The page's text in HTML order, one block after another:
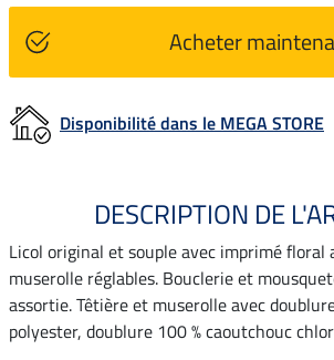
Acheter
Disponibilité dans le MEGA STORE
DESCRIPTION DE
Licol original et souple avec imprimé floral
muserolle réglables. Bouclerie et
assortie. Têtière et muserolle avec
polyester, doublure 100 % caoutchouc